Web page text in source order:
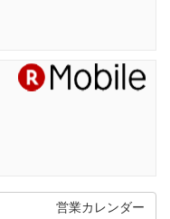
営業カレンダー